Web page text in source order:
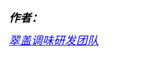
作者：
翠盖调味研发团队